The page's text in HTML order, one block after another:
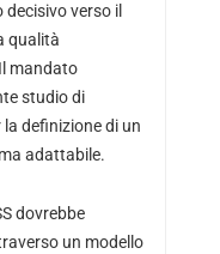
verso il
qualità
mandato
studio di
definizione di un
adattabile.
dovrebbe
un modello